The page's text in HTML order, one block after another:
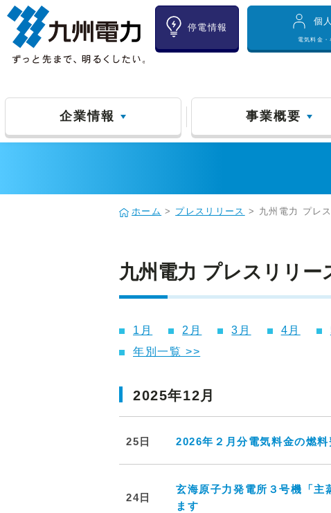
停電情報
個
電気料金
企業情報 事業概要
ホーム > プレスリリース > 九州電力 プレ
九州電力 プレスリリー
1月 2月 3月 4月
年別一覧 >>
2025年12月
25日 2026年２月分電気料金の燃
24日
玄海原子力発電所３号機「主
ます